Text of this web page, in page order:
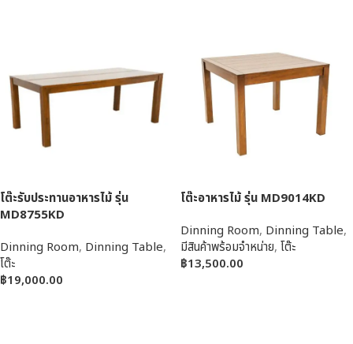
โต๊ะรับประทานอาหารไม้ รุ่น
MD8755KD
Dinning Room, Dinning Table,
โต๊ะ
฿19,000.00
โต๊ะอาหารไม้ รุ่น MD9014KD
Dinning Room, Dinning Table,
มีสินค้าพร้อมจำหน่าย, โต๊ะ
฿13,500.00